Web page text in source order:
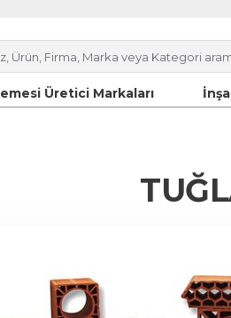
Üretici Markaları